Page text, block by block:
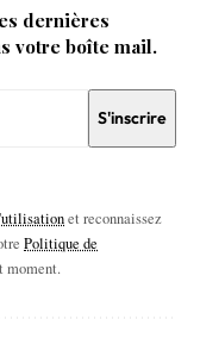
dernières
votre boîte mail.
et reconnaissez
Politique de
moment.